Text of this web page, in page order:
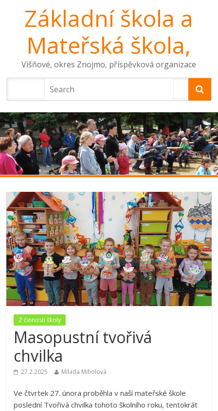
Základní škola a
Mateřská škola,
Višňové, okres Znojmo, příspěvková organizace
Z činnosti školy
Masopustní tvořivá
chvilka
27.2.2025 Milada Miholová
Ve čtvrtek 27. února proběhla v naší mateřské škole
poslední Tvořivá chvilka tohoto školního roku, tentokrát